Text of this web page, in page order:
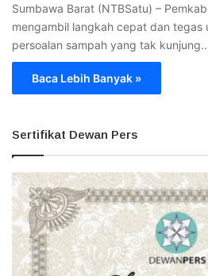
Sumbawa Barat (NTBSatu) –
mengambil langkah cepat dan tegas
persoalan sampah yang tak kunjung…
Baca Lebih Banyak »
Sertifikat Dewan Pers